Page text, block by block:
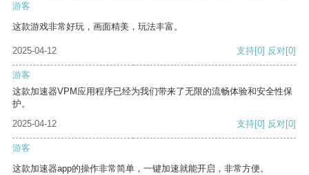
游客
这款游戏非常好玩，画面精美，玩法丰富。
2025-04-12 支持[0] 反对[0]
游客
这款加速器VPM应用程序已经为我们带来了无限的流畅体验和安全性保
护。
2025-04-12
支持[0] 反对[0]
游客
这款加速器app的操作非常简单，一键加速就能开启，非常方便。